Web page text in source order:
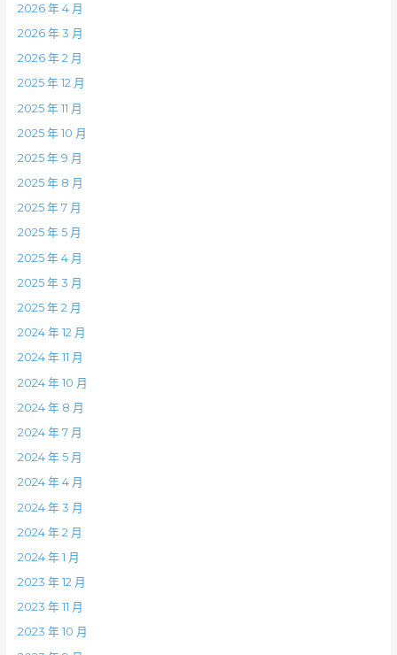
2026 年 4 月
2026 年 3 月
2026 年 2 月
2025 年 12 月
2025 年 11 月
2025 年 10 月
2025 年 9 月
2025 年 8 月
2025 年 7 月
2025 年 5 月
2025 年 4 月
2025 年 3 月
2025 年 2 月
2024 年 12 月
2024 年 11 月
2024 年 10 月
2024 年 8 月
2024 年 7 月
2024 年 5 月
2024 年 4 月
2024 年 3 月
2024 年 2 月
2024 年 1 月
2023 年 12 月
2023 年 11 月
2023 年 10 月